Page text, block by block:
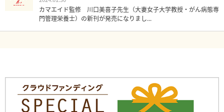
カマエイド監修 川口美喜子先生（大妻女子大学教授・がん病態専
門管理栄養士）の新刊が発売になりまし...